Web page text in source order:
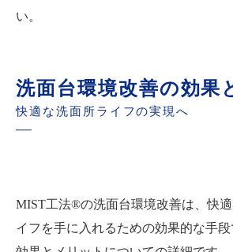
い。
洗面台環境改善の効果
快適な洗面所ライフの実現へ
MIST工法®の洗面台環境改善は、快
イフを手に入れるための効果的な手